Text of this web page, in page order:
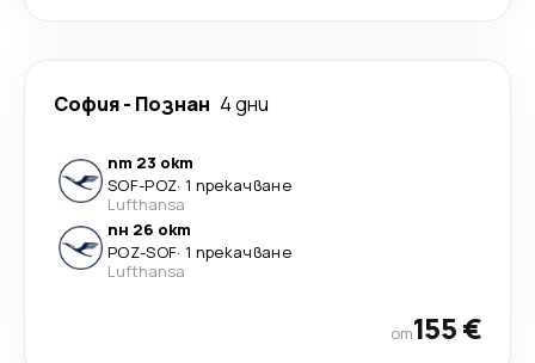
София- Познан 4 дни
пт 23 окт
SOF-POZ· 1 прекачване
Lufthansa
пн 26 окт
POZ-SOF· 1 прекачване
Lufthansa
от155 €